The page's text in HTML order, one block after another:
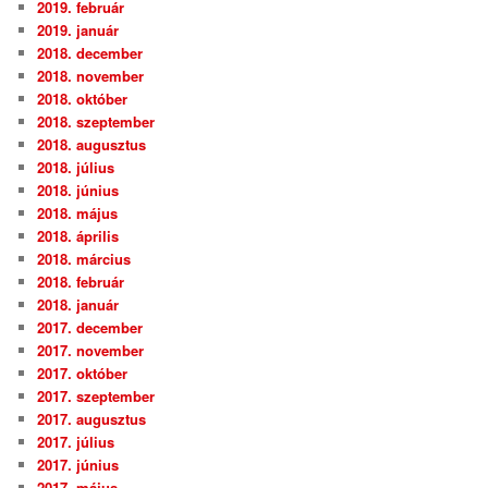
2019. február
2019. január
2018. december
2018. november
2018. október
2018. szeptember
2018. augusztus
2018. július
2018. június
2018. május
2018. április
2018. március
2018. február
2018. január
2017. december
2017. november
2017. október
2017. szeptember
2017. augusztus
2017. július
2017. június